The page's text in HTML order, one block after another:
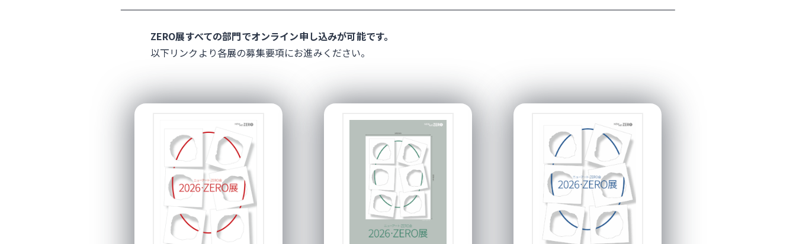
ZERO展すべての部門でオンライン申し込みが可能です。
以下リンクより各展の募集要項にお進みください。